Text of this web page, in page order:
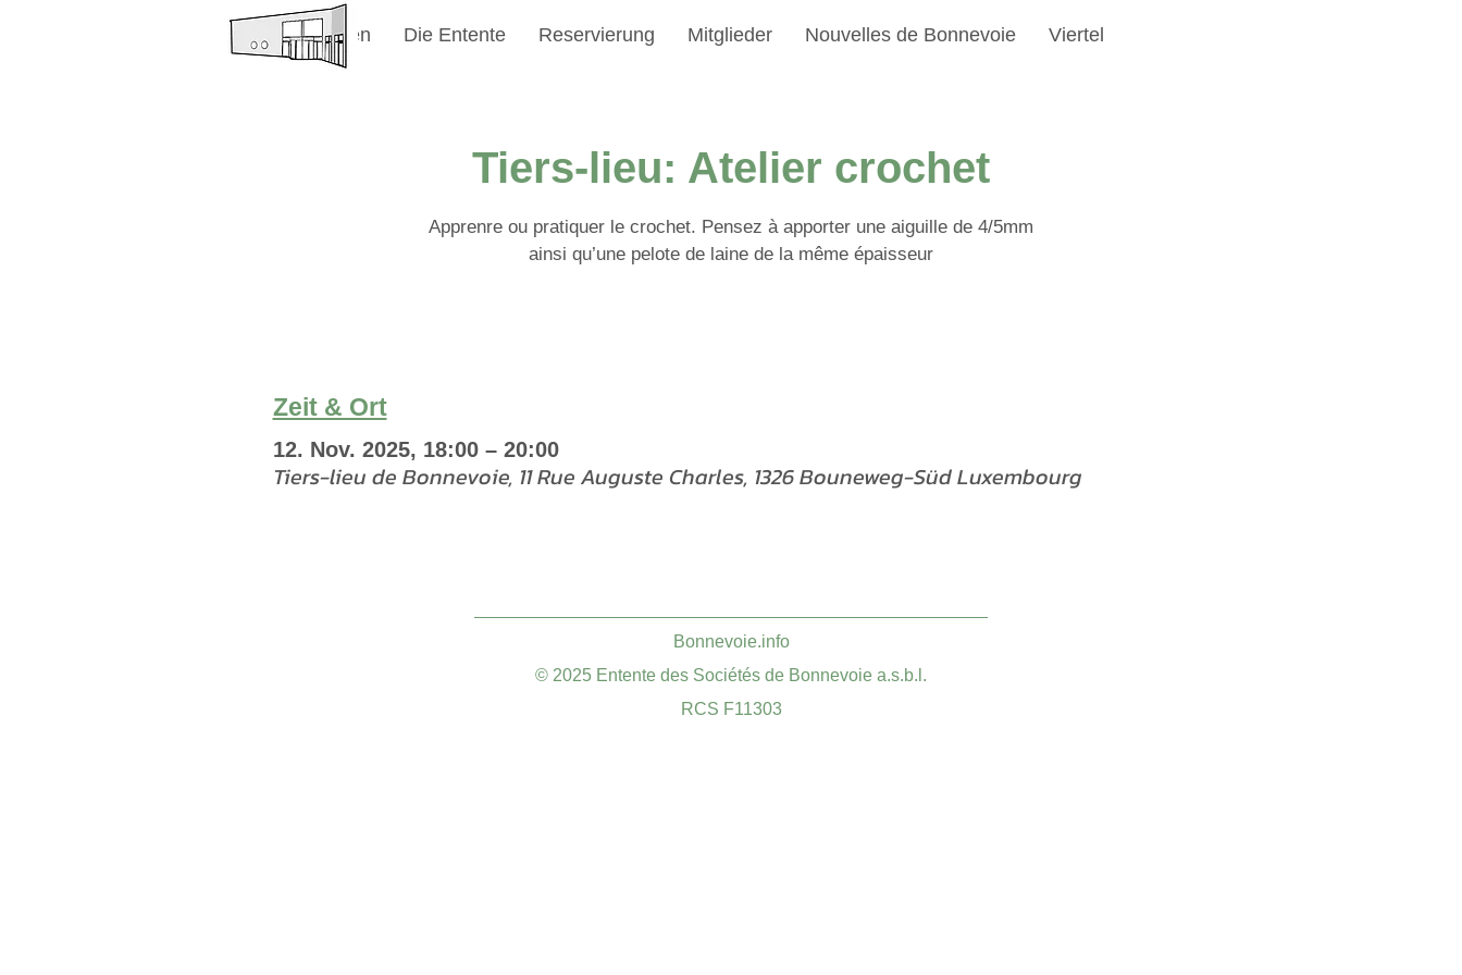
Willkommen Die Entente Reservierung Mitglieder Nouvelles de Bonnevoie Viertel
Tiers-lieu: Atelier crochet
Apprenre ou pratiquer le crochet. Pensez à apporter une aiguille de 4/5mm
ainsi qu’une pelote de laine de la même épaisseur
Zeit & Ort
12. Nov. 2025, 18:00 – 20:00
Tiers-lieu de Bonnevoie, 11 Rue Auguste Charles, 1326 Bouneweg-Süd Luxembourg
​Bonnevoie.info
© 2025 Entente des Sociétés de Bonnevoie a.s.b.l.
RCS F11303